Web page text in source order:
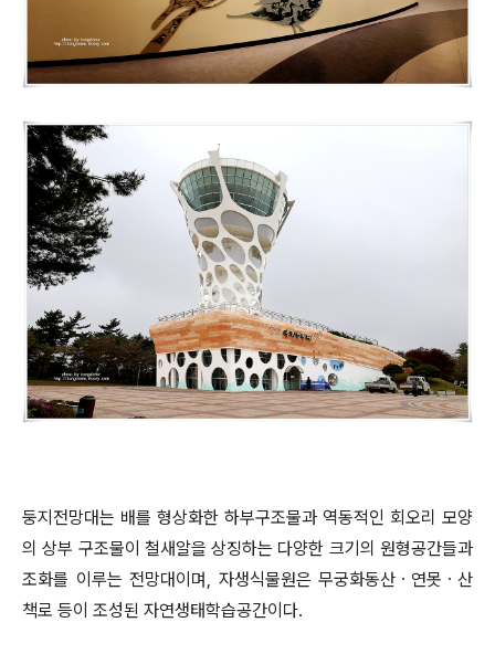
둥지전망대는 배를 형상화한 하부구조물과 역동적인 회오리 모양
의 상부 구조물이 철새알을 상징하는 다양한 크기의 원형공간들과
조화를 이루는 전망대이며, 자생식물원은 무궁화동산 ㆍ 연못 ㆍ 산
책로 등이 조성된 자연생태학습공간이다.